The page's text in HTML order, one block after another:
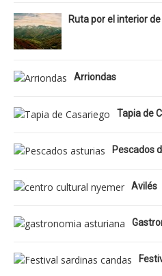
Ruta por el interior
Arriondas
Tapia de
Pescados
Avilés